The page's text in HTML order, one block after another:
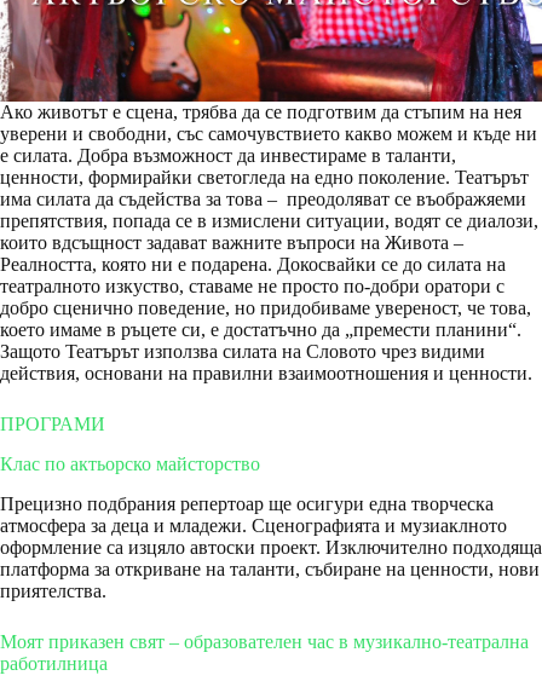
Ако животът е сцена, трябва да се подготвим да стъпим на нея
уверени и свободни, със самочувствието какво можем и къде ни
е силата. Добра възможност да инвестираме в таланти,
ценности, формирайки светогледа на едно поколение. Театърът
има силата да съдейства за това – преодоляват се въображяеми
препятствия, попада се в измислени ситуации, водят се диалози,
които вдсъщност задават важните въпроси на Живота –
Реалността, която ни е подарена. Докосвайки се до силата на
театралното изкуство, ставаме не просто по-добри оратори с
добро сценично поведение, но придобиваме увереност, че това,
което имаме в ръцете си, е достатъчно да „премести планини“.
Защото Театърът използва силата на Словото чрез видими
действия, основани на правилни взаимоотношения и ценности.
ПРОГРАМИ
Клас по актьорско майсторство
Прецизно подбрания репертоар ще осигури една творческа
атмосфера за деца и младежи. Сценографията и музиаклното
оформление са изцяло автоски проект. Изключително подходяща
платформа за откриване на таланти, събиране на ценности, нови
приятелства.
Моят приказен свят – образователен час в музикално-театрална
работилница